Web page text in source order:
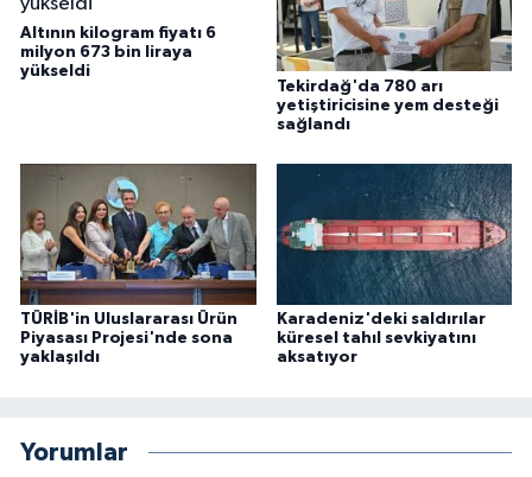
Altının kilogram fiyatı 6
milyon 673 bin liraya
yükseldi
Tekirdağ'da 780 arı
yetiştiricisine yem desteği
sağlandı
TÜRİB'in Uluslararası Ürün
Piyasası Projesi'nde sona
yaklaşıldı
Karadeniz'deki saldırılar
küresel tahıl sevkiyatını
aksatıyor
Yorumlar